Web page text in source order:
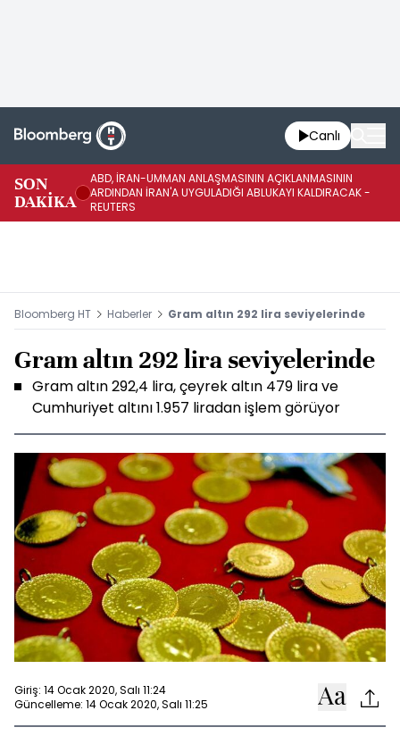
Canlı
SON
DAKİKA
ABD, İRAN-UMMAN ANLAŞMASININ AÇIKLANMASININ
ARDINDAN İRAN'A UYGULADIĞI ABLUKAYI KALDIRACAK -
REUTERS
Bloomberg HT Haberler Gram altın 292 lira seviyelerinde
Gram altın 292 lira seviyelerinde
Gram altın 292,4 lira, çeyrek altın 479 lira ve
Cumhuriyet altını 1.957 liradan işlem görüyor
Giriş: 14 Ocak 2020, Salı 11:24
Güncelleme: 14 Ocak 2020, Salı 11:25